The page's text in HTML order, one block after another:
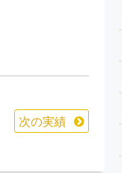
次の実績